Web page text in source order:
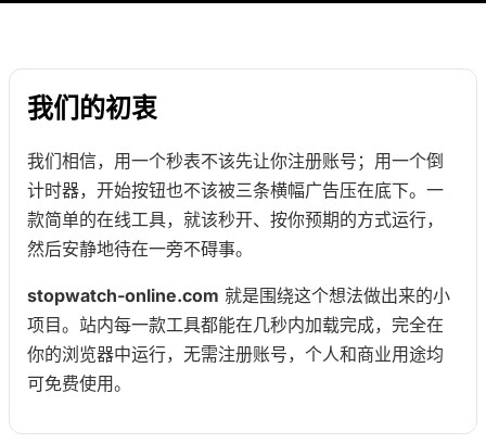
我们的初衷
我们相信，用一个秒表不该先让你注册账号；用一个倒
计时器，开始按钮也不该被三条横幅广告压在底下。一
款简单的在线工具，就该秒开、按你预期的方式运行，
然后安静地待在一旁不碍事。
stopwatch-online.com 就是围绕这个想法做出来的小
项目。站内每一款工具都能在几秒内加载完成，完全在
你的浏览器中运行，无需注册账号，个人和商业用途均
可免费使用。